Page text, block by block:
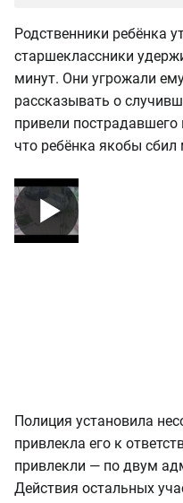
Родственники ребёнка
старшеклассники
минут. Они угрожали
рассказывать о
привели
что ребёнка якобы сбил
Полиция установила
привлекла его к
привлекли — по двум
Действия остальных